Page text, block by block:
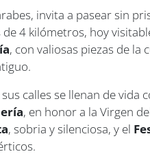
invita a pasear sin
4 kilómetros, hoy
, con valiosas piezas de la
calles se llenan de vida
, en honor a la Virgen
, sobria y silenciosa, y el